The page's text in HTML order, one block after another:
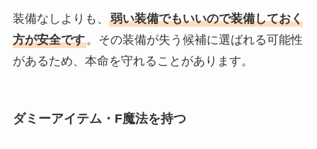
装備なしよりも、
弱い装備でもいいので装備しておく
方が安全です。その装備が失う候補に選ばれる可能性
があるため、本命を守れることがあります。
ダミーアイテム・F魔法を持つ